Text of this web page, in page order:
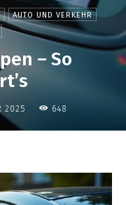
AUTO UND VERKEHR
– So
2025 648